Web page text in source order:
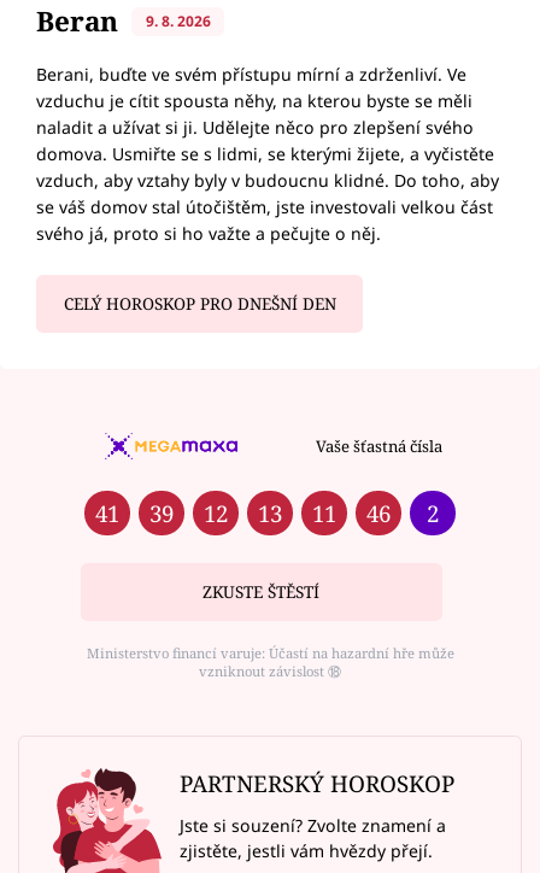
Beran 9. 8. 2026
Berani, buďte ve svém přístupu mírní a zdrženliví. Ve
vzduchu je cítit spousta něhy, na kterou byste se měli
naladit a užívat si ji. Udělejte něco pro zlepšení svého
domova. Usmiřte se s lidmi, se kterými žijete, a vyčistěte
vzduch, aby vztahy byly v budoucnu klidné. Do toho, aby
se váš domov stal útočištěm, jste investovali velkou část
svého já, proto si ho važte a pečujte o něj.
CELÝ HOROSKOP PRO DNEŠNÍ DEN
Vaše šťastná čísla
41 39 12 13 11 46 2
ZKUSTE ŠTĚSTÍ
Ministerstvo financí varuje: Účastí na hazardní hře může
vzniknout závislost ⑱
PARTNERSKÝ HOROSKOP
Jste si souzení? Zvolte znamení a
zjistěte, jestli vám hvězdy přejí.